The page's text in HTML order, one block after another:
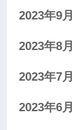
2023年9月
2023年8月
2023年7月
2023年6月